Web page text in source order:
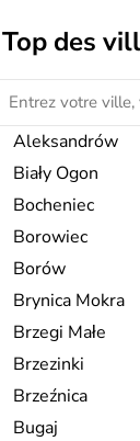
Top des
Aleksandrów
Biały Ogon
Bocheniec
Borowiec
Borów
Brynica Mokra
Brzegi Małe
Brzezinki
Brzeźnica
Bugaj